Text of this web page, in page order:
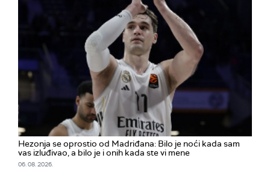
Hezonja se oprostio od Madriđana: Bilo je noći kada sam
vas izluđivao, a bilo je i onih kada ste vi mene
06. 08. 2026.